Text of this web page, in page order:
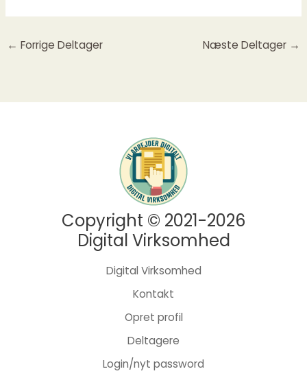
← Forrige Deltager Næste Deltager →
Copyright © 2021-2026
Digital Virksomhed
Digital Virksomhed
Kontakt
Opret profil
Deltagere
Login/nyt password